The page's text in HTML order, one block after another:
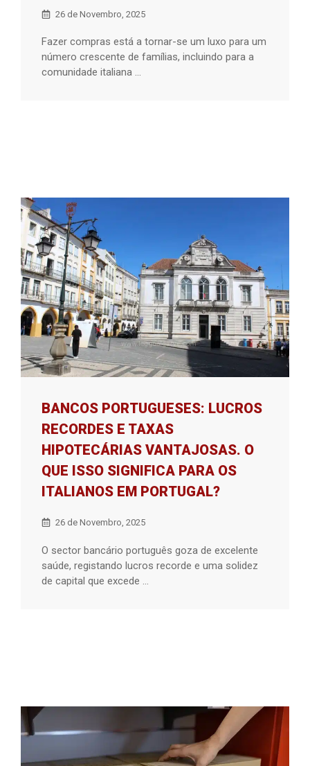
26 de Novembro, 2025
Fazer compras está a tornar-se um luxo para um
número crescente de famílias, incluindo para a
comunidade italiana ...
BANCOS PORTUGUESES: LUCROS
RECORDES E TAXAS
HIPOTECÁRIAS VANTAJOSAS. O
QUE ISSO SIGNIFICA PARA OS
ITALIANOS EM PORTUGAL?
26 de Novembro, 2025
O sector bancário português goza de excelente
saúde, registando lucros recorde e uma solidez
de capital que excede ...